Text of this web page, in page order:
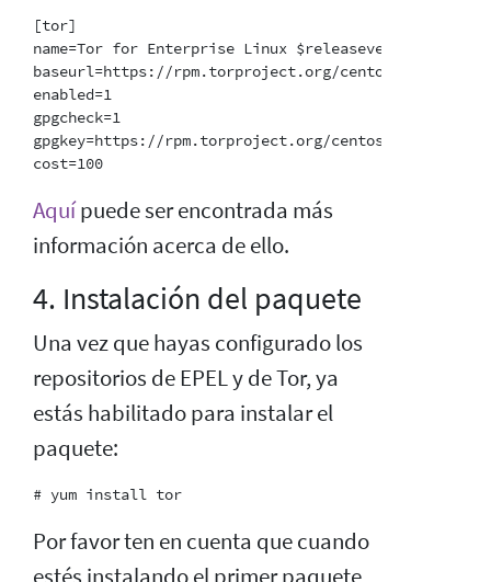
[tor]
name=Tor for Enterprise Linux $releasever -
baseurl=https://rpm.torproject.org/centos/
enabled=1
gpgcheck=1
gpgkey=https://rpm.torproject.org/centos/
Aquípuede ser encontrada más
información acerca de ello.
4. Instalación del paquete
Una vez que hayas configurado los
repositorios de EPEL y de Tor, ya
estás habilitado para instalar el
paquete:
Por favor ten en cuenta que cuando
estés instalando el primer paquete